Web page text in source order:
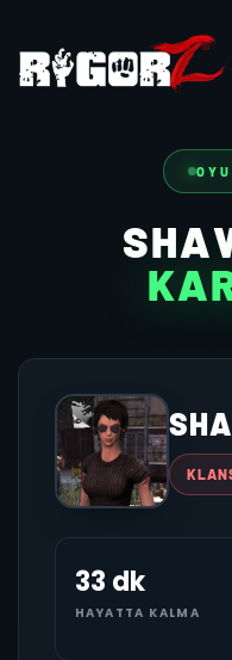
33 dk
HAYATTA KALMA